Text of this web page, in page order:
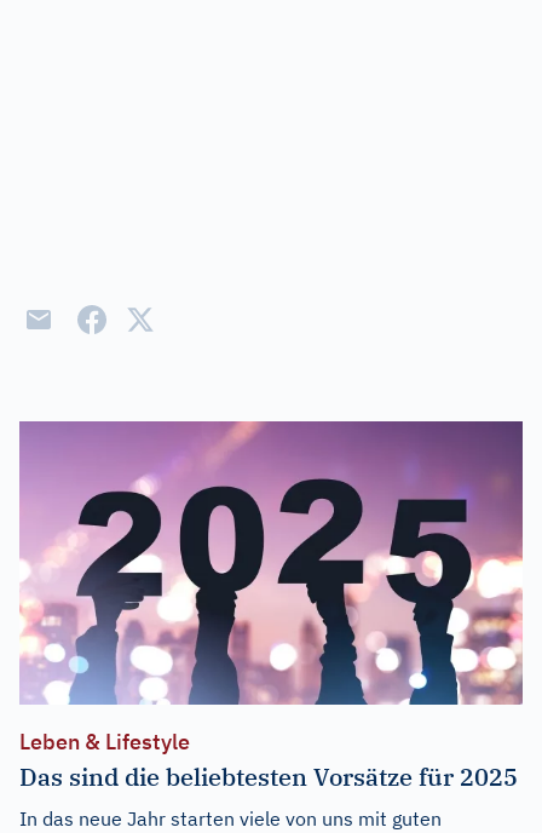
Leben & Lifestyle
Das sind die beliebtesten Vorsätze für 2025
In das neue Jahr starten viele von uns mit guten